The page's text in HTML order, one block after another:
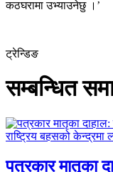
कठघरामा उभ्याउनेछु ।’
ट्रेन्डिङ
सम्बन्धित
पत्रकार मातृका